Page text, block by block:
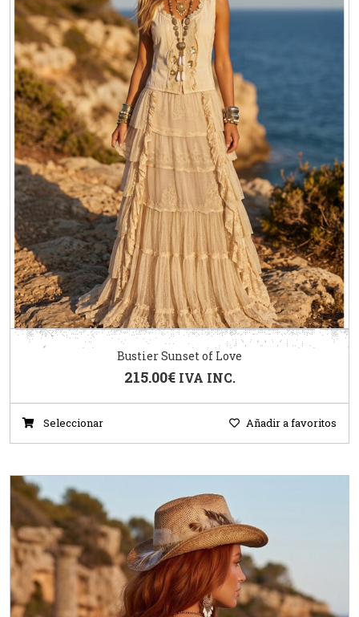
Bustier Sunset of Love
215.00€ IVA INC.
Seleccionar Añadir a favoritos